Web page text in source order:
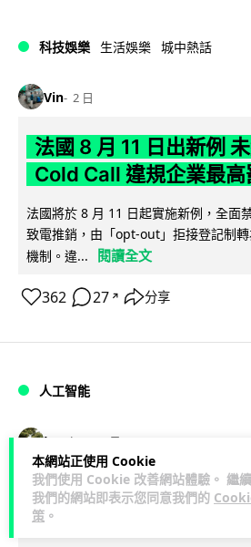
本網站正使用 Cookie
我們使用 Cookie 改善網站體驗。 繼
我們的網站即表示您同意我們的
策 。
科技娛樂 生活娛樂 城中熱話
Vin 2 日
法國 8 月 11 日出新例
Cold Call 違規企業最
法國將於 8 月 11 日起實施新例，全面
致電推銷，由「opt-out」拒接登記制
機制。違...
閱讀全文
362 27 ↗ 分享
人工智能
Lawton 2 日
華為科學家警告
華為「韜定律」可繞過